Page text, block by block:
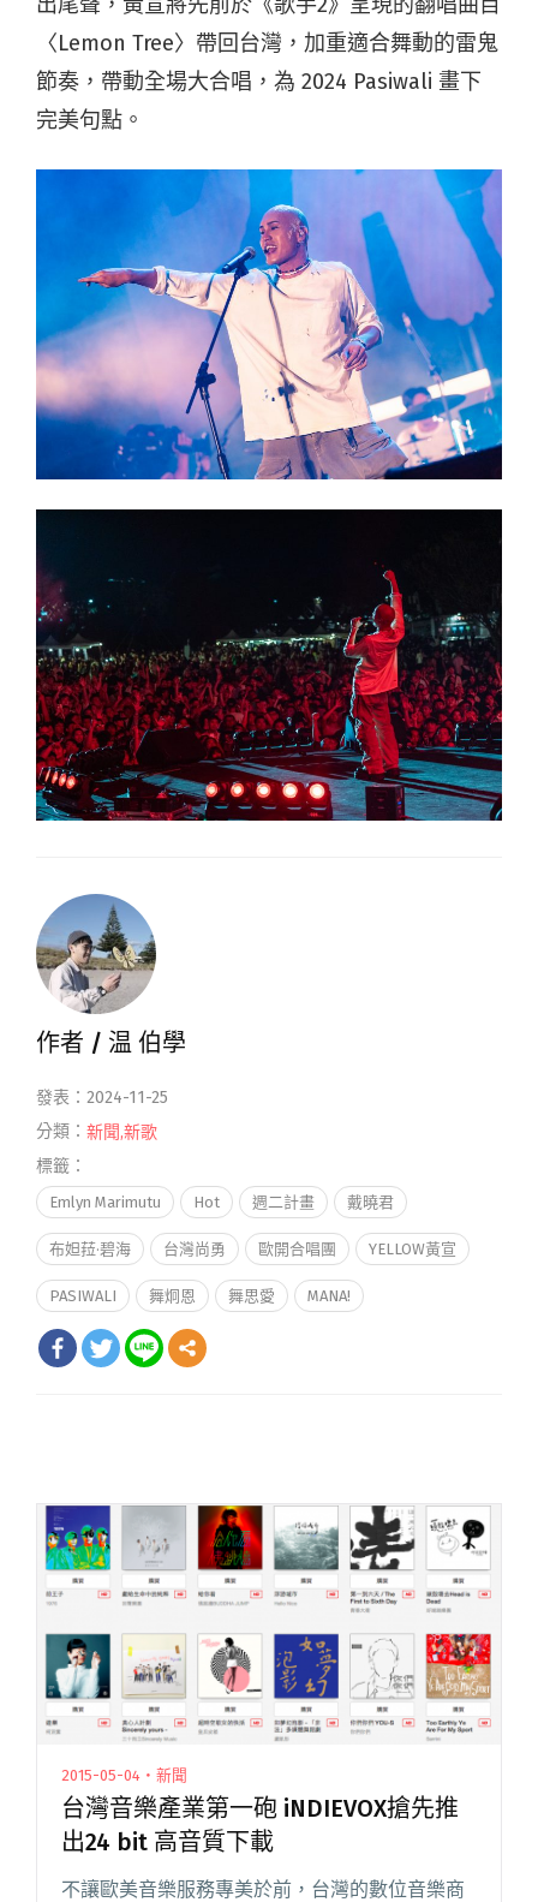
〈Lemon Tree〉帶回台灣，加重適合舞動的雷鬼
節奏，帶動全場大合唱，為 2024 Pasiwali 畫下
完美句點。
作者 / 温 伯學
發表：2024-11-25
分類： 新聞,新歌
標籤：
Emlyn Marimutu Hot 週二計畫 戴曉君
布妲菈·碧海 台灣尚勇 歐開合唱團 YELLOW黃宣
PASIWALI 舞炯恩 舞思愛 MANA!
2015-05-04・新聞
台灣音樂產業第一砲 iNDIEVOX搶先推
出24 bit 高音質下載
不讓歐美音樂服務專美於前，台灣的數位音樂商